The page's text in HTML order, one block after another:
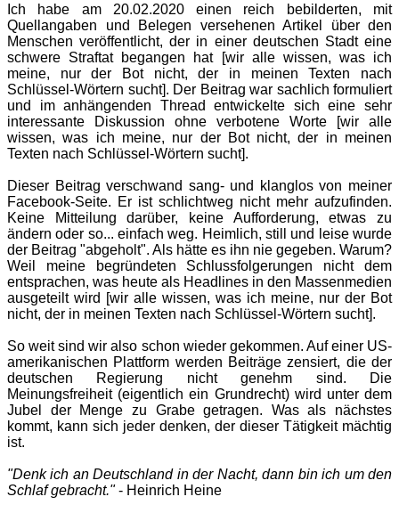
Ich habe am 20.02.2020 einen reich bebilderten, mit
Quellangaben und Belegen versehenen Artikel über den
Menschen veröffentlicht, der in einer deutschen Stadt eine
schwere Straftat begangen hat [wir alle wissen, was ich
meine, nur der Bot nicht, der in meinen Texten nach
Schlüssel-Wörtern sucht]. Der Beitrag war sachlich formuliert
und im anhängenden Thread entwickelte sich eine sehr
interessante Diskussion ohne verbotene Worte [wir alle
wissen, was ich meine, nur der Bot nicht, der in meinen
Texten nach Schlüssel-Wörtern sucht].
Dieser Beitrag verschwand sang- und klanglos von meiner
Facebook-Seite. Er ist schlichtweg nicht mehr aufzufinden.
Keine Mitteilung darüber, keine Aufforderung, etwas zu
ändern oder so... einfach weg. Heimlich, still und leise wurde
der Beitrag "abgeholt". Als hätte es ihn nie gegeben. Warum?
Weil meine begründeten Schlussfolgerungen nicht dem
entsprachen, was heute als Headlines in den Massenmedien
ausgeteilt wird [wir alle wissen, was ich meine, nur der Bot
nicht, der in meinen Texten nach Schlüssel-Wörtern sucht].
So weit sind wir also schon wieder gekommen. Auf einer US-
amerikanischen Plattform werden Beiträge zensiert, die der
deutschen Regierung nicht genehm sind. Die
Meinungsfreiheit (eigentlich ein Grundrecht) wird unter dem
Jubel der Menge zu Grabe getragen. Was als nächstes
kommt, kann sich jeder denken, der dieser Tätigkeit mächtig
ist.
"Denk ich an Deutschland in der Nacht, dann bin ich um den
Schlaf gebracht."- Heinrich Heine